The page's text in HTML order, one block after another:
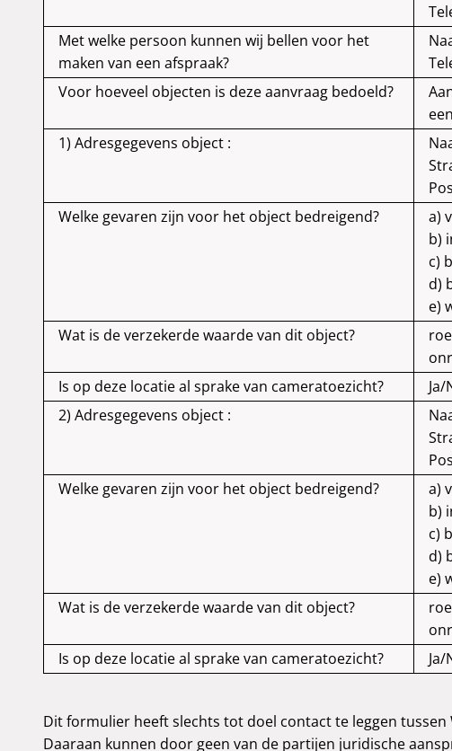
Met welke persoon kunnen wij bellen voor het
maken van een afspraak?
Voor hoeveel objecten is deze aanvraag bedoeld?
1) Adresgegevens object :
Welke gevaren zijn voor het object bedreigend?
a)
b)
c)
d)
e)
Wat is de verzekerde waarde van dit object?
Is op deze locatie al sprake van cameratoezicht?
Ja/
2) Adresgegevens object :
Welke gevaren zijn voor het object bedreigend?
a)
b)
c)
d)
e)
Wat is de verzekerde waarde van dit object?
Is op deze locatie al sprake van cameratoezicht?
Ja/
Dit formulier heeft slechts tot doel contact te leggen tussen
Daaraan kunnen door geen van de partijen juridische